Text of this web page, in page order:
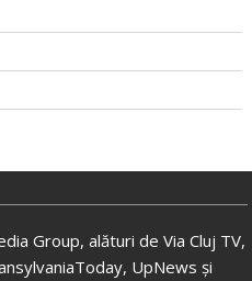
Group, alături de Via Cluj TV,
UpNews și